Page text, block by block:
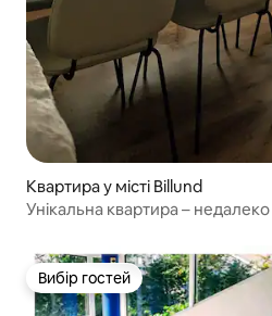
Квартира у місті Billund
Унікальна квартира –
Вибір гостей
Вибір гостей